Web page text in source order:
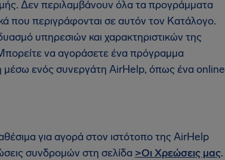
Δεν περιλαμβάνουν όλα τα προγράμματα
που περιγράφονται σε αυτόν τον Κατάλογο.
υπηρεσιών και χαρακτηριστικών της
να αγοράσετε ένα πρόγραμμα
ενός συνεργάτη AirHelp, όπως ένα online
για αγορά στον ιστότοπο της AirHelp
συνδρομών στη σελίδα >Οι Χρεώσεις μας.